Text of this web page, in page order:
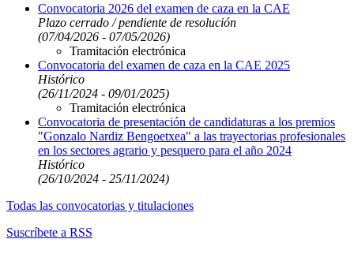
Convocatoria 2026 del examen de caza en la CAE
Plazo cerrado / pendiente de resolución
(07/04/2026 - 07/05/2026)
Tramitación electrónica
Convocatoria del examen de caza en la CAE 2025
Histórico
(26/11/2024 - 09/01/2025)
Tramitación electrónica
Convocatoria de presentación de candidaturas a los premios
"Gonzalo Nardiz Bengoetxea" a las trayectorias profesionales
en los sectores agrario y pesquero para el año 2024
Histórico
(26/10/2024 - 25/11/2024)
Todas las convocatorias y titulaciones
Suscríbete a RSS